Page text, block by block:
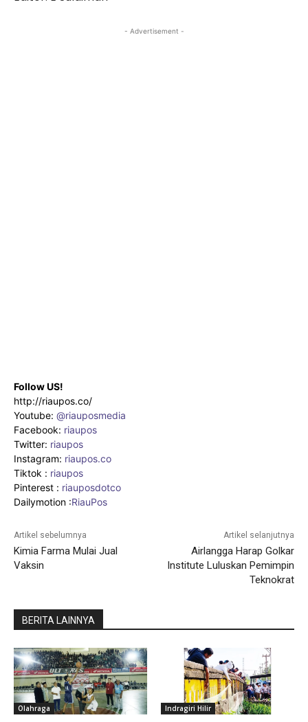
- Advertisement -
Follow US!
http://riaupos.co/
Youtube: @riauposmedia
Facebook: riaupos
Twitter: riaupos
Instagram: riaupos.co
Tiktok : riaupos
Pinterest : riauposdotco
Dailymotion :RiauPos
Artikel sebelumnya
Kimia Farma Mulai Jual
Vaksin
Artikel selanjutnya
Airlangga Harap Golkar
Institute Luluskan Pemimpin
Teknokrat
BERITA LAINNYA
Olahraga Indragiri Hilir